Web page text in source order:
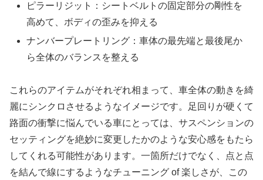
ピラーリジット：シートベルトの固定部分の剛性を
高めて、ボディの歪みを抑える
ナンバープレートリング：車体の最先端と最後尾か
ら全体のバランスを整える
これらのアイテムがそれぞれ相まって、車全体の動きを綺
麗にシンクロさせるようなイメージです。足回りが硬くて
路面の衝撃に悩んでいる車にとっては、サスペンションの
セッティングを絶妙に変更したかのような安心感をもたら
してくれる可能性があります。一箇所だけでなく、点と点
を結んで線にするようなチューニング of 楽しさが、この